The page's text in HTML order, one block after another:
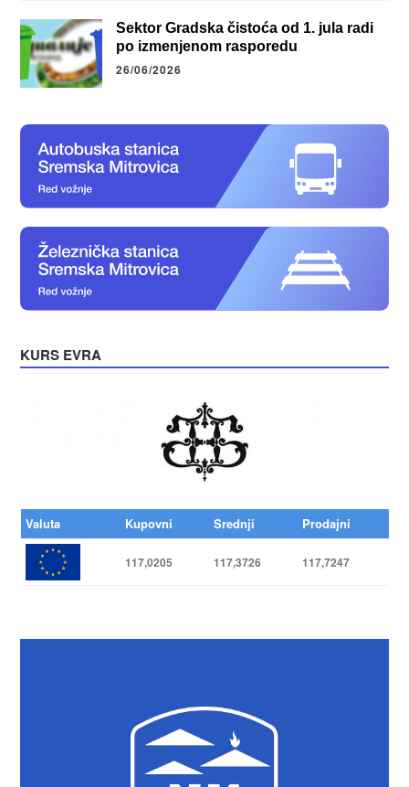
Sektor Gradska čistoća od 1. jula radi
po izmenjenom rasporedu
26/06/2026
KURS EVRA
Valuta Kupovni Srednji Prodajni
117,0205 117,3726 117,7247